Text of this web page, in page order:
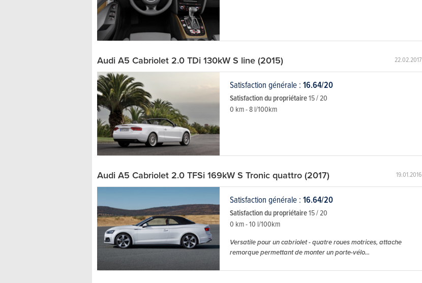
22.02.2017
Audi A5 Cabriolet 2.0 TDi 130kW S line (2015)
Satisfaction générale : 16.64/20
Satisfaction du propriétaire15 / 20
0 km - 8 l/100km
19.01.2016
Audi A5 Cabriolet 2.0 TFSi 169kW S Tronic quattro (2017)
Satisfaction générale : 16.64/20
Satisfaction du propriétaire15 / 20
0 km - 10 l/100km
Versatile pour un cabriolet - quatre roues motrices, attache
remorque permettant de monter un porte-vélo...